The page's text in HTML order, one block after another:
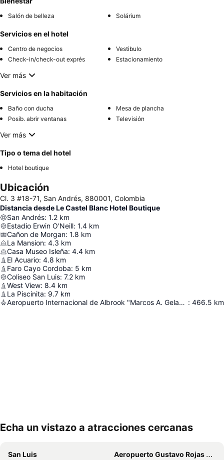
Salón de belleza Solárium
Servicios en el hotel
Centro de negocios
Vestibulo
Check-in/check-out exprés
Estacionamiento
Ver más
Servicios en la habitación
Baño con ducha
Mesa de plancha
Posib. abrir ventanas
Televisión
Ver más
Tipo o tema del hotel
Hotel boutique
Ubicación
Cl. 3 #18-71, San Andrés, 880001, Colombia
Distancia desde Le Castel Blanc Hotel Boutique
San Andrés: 1.2 km
Estadio Erwin O'Neill: 1.4 km
Cañon de Morgan: 1.8 km
La Mansion: 4.3 km
Casa Museo Isleña: 4.4 km
El Acuario: 4.8 km
Faro Cayo Cordoba: 5 km
Coliseo San Luis: 7.2 km
West View: 8.4 km
La Piscinita: 9.7 km
Aeropuerto Internacional de Albrook "Marcos A. Gelabert" : 466.5 km
Echa un vistazo a atracciones cercanas
San Luis
Aeropuerto Gustavo Rojas Pinilla